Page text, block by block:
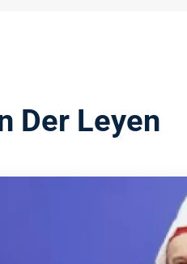
Der Leyen